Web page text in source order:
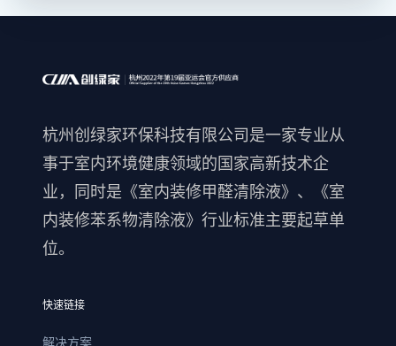
杭州创绿家环保科技有限公司是一家专业从
事于室内环境健康领域的国家高新技术企
业，同时是《室内装修甲醛清除液》、《室
内装修苯系物清除液》行业标准主要起草单
位。
快速链接
解决方案